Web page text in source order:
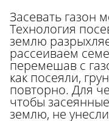
Засевать газон
Технология
землю
рассеиваем
перемешав с
как посеяли,
повторно. Для
чтобы
землю, не